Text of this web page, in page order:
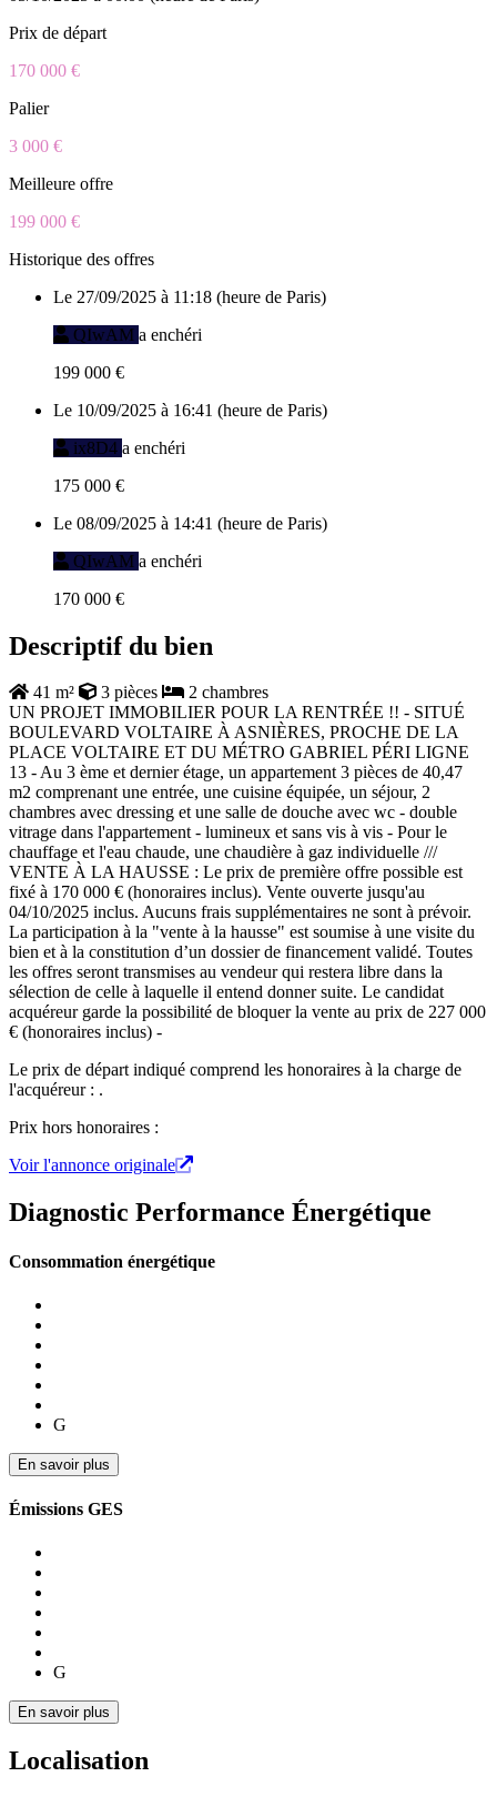
Prix de départ
170 000 €
Palier
3 000 €
Meilleure offre
199 000 €
Historique des offres
Le 27/09/2025 à 11:18 (heure de Paris)
QIwAM a enchéri
199 000 €
Le 10/09/2025 à 16:41 (heure de Paris)
ix8D4 a enchéri
175 000 €
Le 08/09/2025 à 14:41 (heure de Paris)
QIwAM a enchéri
170 000 €
Descriptif du bien
41 m² 3 pièces
2 chambres
UN PROJET IMMOBILIER POUR LA RENTRÉE !! - SITUÉ
BOULEVARD VOLTAIRE À ASNIÈRES, PROCHE DE LA
PLACE VOLTAIRE ET DU MÉTRO GABRIEL PÉRI LIGNE
13 - Au 3 ème et dernier étage, un appartement 3 pièces de 40,47
m2 comprenant une entrée, une cuisine équipée, un séjour, 2
chambres avec dressing et une salle de douche avec wc - double
vitrage dans l'appartement - lumineux et sans vis à vis - Pour le
chauffage et l'eau chaude, une chaudière à gaz individuelle ///
VENTE À LA HAUSSE : Le prix de première offre possible est
fixé à 170 000 € (honoraires inclus). Vente ouverte jusqu'au
04/10/2025 inclus. Aucuns frais supplémentaires ne sont à prévoir.
La participation à la "vente à la hausse" est soumise à une visite du
bien et à la constitution d’un dossier de financement validé. Toutes
les offres seront transmises au vendeur qui restera libre dans la
sélection de celle à laquelle il entend donner suite. Le candidat
acquéreur garde la possibilité de bloquer la vente au prix de 227 000
€ (honoraires inclus) -
Le prix de départ indiqué comprend les honoraires à la charge de
l'acquéreur : .
Prix hors honoraires :
Voir l'annonce originale
Diagnostic Performance Énergétique
Consommation énergétique
G
En savoir plus
Émissions GES
G
En savoir plus
Localisation